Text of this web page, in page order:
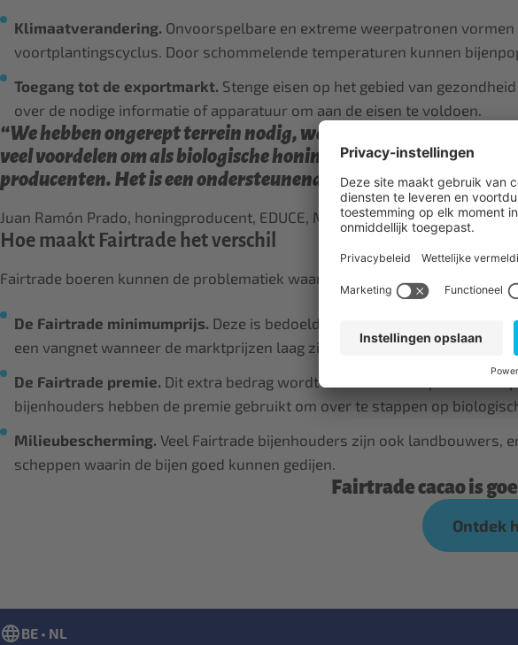
Klimaatverandering. Onvoorspelbare en extreme weerpatronen
voortplantingscyclus. Door schommelende temperaturen kunnen
Toegang tot de exportmarkt. Stenge eisen op het gebied van
over de nodige informatie of apparatuur om aan de eisen te voldoen.
“We hebben ongerept terrein nodig, waar we niet het risico
veel voordelen om als biologische honingproducent lid te zijn
producenten. Het is een ondersteunend netwerk.”
Juan Ramón Prado, honingproducent, EDUCE, Mexico
Hoe maakt Fairtrade het verschil
Fairtrade boeren kunnen de problematiek waarmee ze geconfronteerd
De Fairtrade minimumprijs. Deze is bedoeld om de gemiddelde kosten
een vangnet wanneer de marktprijzen laag zijn.
De Fairtrade premie. Dit extra bedrag wordt betaald bovenop de
bijenhouders hebben de premie gebruikt om over te stappen op
Milieubescherming. Veel Fairtrade bijenhouders zijn ook landbouwers,
scheppen waarin de bijen goed kunnen gedijen.
Fairtrade cacao is
Ontdek
BE • NL